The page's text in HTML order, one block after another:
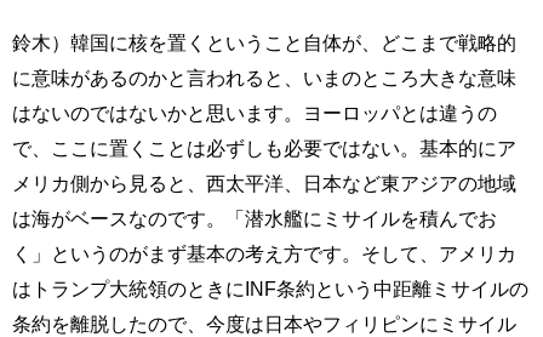
鈴木）韓国に核を置くということ自体が、どこまで戦略的
に意味があるのかと言われると、いまのところ大きな意味
はないのではないかと思います。ヨーロッパとは違うの
で、ここに置くことは必ずしも必要ではない。基本的にア
メリカ側から見ると、西太平洋、日本など東アジアの地域
は海がベースなのです。「潜水艦にミサイルを積んでお
く」というのがまず基本の考え方です。そして、アメリカ
はトランプ大統領のときにINF条約という中距離ミサイルの
条約を離脱したので、今度は日本やフィリピンにミサイル